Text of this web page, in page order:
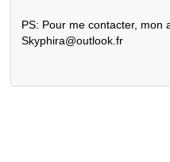
PS: Pour me contacter, mon
Skyphira@outlook.fr